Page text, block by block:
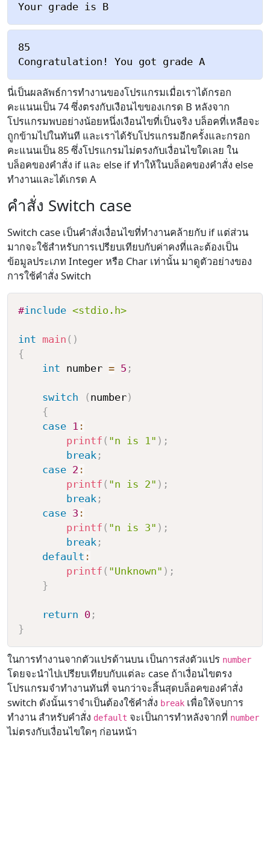
Your grade is B
85
Congratulation! You got grade A
นี่เป็นผลลัพธ์การทำงานของโปรแกรมเมื่อเราได้กรอก
คะแนนเป็น 74 ซึ่งตรงกับเงือนไขของเกรด B หลังจาก
โปรแกรมพบอย่างน้อยหนึ่งเงือนไขที่เป็นจริง บล็อคที่เหลือจะ
ถูกข้ามไปในทันที และเราได้รับโปรแกรมอีกครั้งและกรอก
คะแนนเป็น 85 ซึ่งโปรแกรมไม่ตรงกับเงื่อนไขใดเลย ใน
บล็อคของคำสั่ง if และ else if ทำให้ในบล็อคของคำสั่ง else
ทำงานและได้เกรด A
คำสั่ง Switch case
Switch case เป็นคำสั่งเงื่อนไขที่ทำงานคล้ายกับ if แต่ส่วน
มากจะใช้สำหรับการเปรียบเทียบกับค่าคงที่และต้องเป็น
ข้อมูลประเภท Integer หรือ Char เท่านั้น มาดูตัวอย่างของ
การใช้คำสั่ง Switch
#include <stdio.h>
int main ( )
{
int number = 5 ;
switch ( number)
{
case
1 :
printf ( "n is 1" ) ;
break ;
case 2 :
printf ( "n is 2" ) ;
break ;
case 3 :
printf ( "n is 3" ) ;
break ;
default :
printf ( "Unknown" ) ;
}
return 0;
}
ในการทำงานจากตัวแปรด้านบน เป็นการส่งตัวแปร number
โดยจะนำไปเปรียบเทียบกับแต่ละ case ถ้าเงื่อนไขตรง
โปรแกรมจำทำงานทันที่ จนกว่าจะสิ้นสุดบล็อคของคำสั่ง
switch ดังนั้นเราจำเป็นต้องใช้คำสั่ง break เพื่อให้จบการ
ทำงาน สำหรับคำสั่ง default จะเป็นการทำหลังจากที่ number
ไม่ตรงกับเงื่อนไขใดๆ ก่อนหน้า